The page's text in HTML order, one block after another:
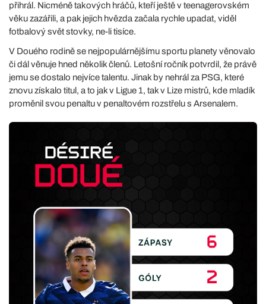
přihrál. Nicméně takových hráčů, kteří ještě v teenagerovském
věku zazářili, a pak jejich hvězda začala rychle upadat, viděl
fotbalový svět stovky, ne-li tisíce.
V Douého rodině se nejpopulárnějšímu sportu planety věnovalo
či dál věnuje hned několik členů. Letošní ročník potvrdil, že právě
jemu se dostalo nejvíce talentu. Jinak by nehrál za PSG, které
znovu získalo titul, a to jak v Ligue 1, tak v Lize mistrů, kde mladík
proměnil svou penaltu v penaltovém rozstřelu s Arsenalem.